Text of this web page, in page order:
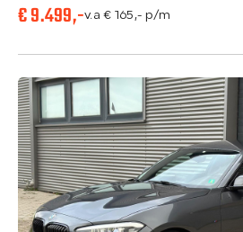
Contact
€ 9.499,-v.a € 165,- p/m